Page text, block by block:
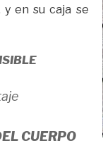
y en su caja se
CUERPO